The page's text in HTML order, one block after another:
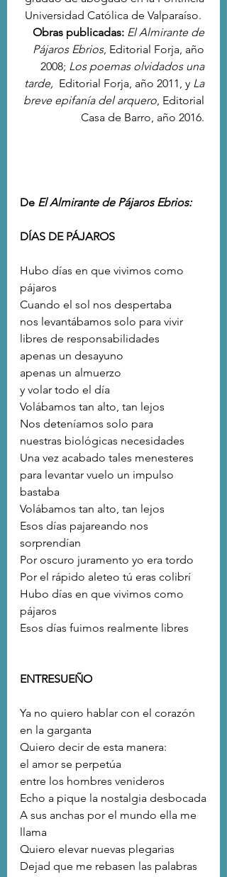
Universidad Católica de Valparaíso.
Obras publicadas: El Almirante de
Pájaros Ebrios, Editorial Forja, año
2008; Los poemas olvidados una
tarde, Editorial Forja, año 2011, y La
breve epifanía del arquero, Editorial
Casa de Barro, año 2016.
De El Almirante de Pájaros Ebrios:
DÍAS DE PÁJAROS
Hubo días en que vivimos como
pájaros
Cuando el sol nos despertaba
nos levantábamos solo para vivir
libres de responsabilidades
apenas un desayuno
apenas un almuerzo
y volar todo el día
Volábamos tan alto, tan lejos
Nos deteníamos solo para
nuestras biológicas necesidades
Una vez acabado tales menesteres
para levantar vuelo un impulso
bastaba
Volábamos tan alto, tan lejos
Esos días pajareando nos
sorprendían
Por oscuro juramento yo era tordo
Por el rápido aleteo tú eras colibrí
Hubo días en que vivimos como
pájaros
Esos días fuimos realmente libres
ENTRESUEÑO
Ya no quiero hablar con el corazón
en la garganta
Quiero decir de esta manera:
el amor se perpetúa
entre los hombres venideros
Echo a pique la nostalgia desbocada
A sus anchas por el mundo ella me
llama
Quiero elevar nuevas plegarias
Dejad que me rebasen las palabras